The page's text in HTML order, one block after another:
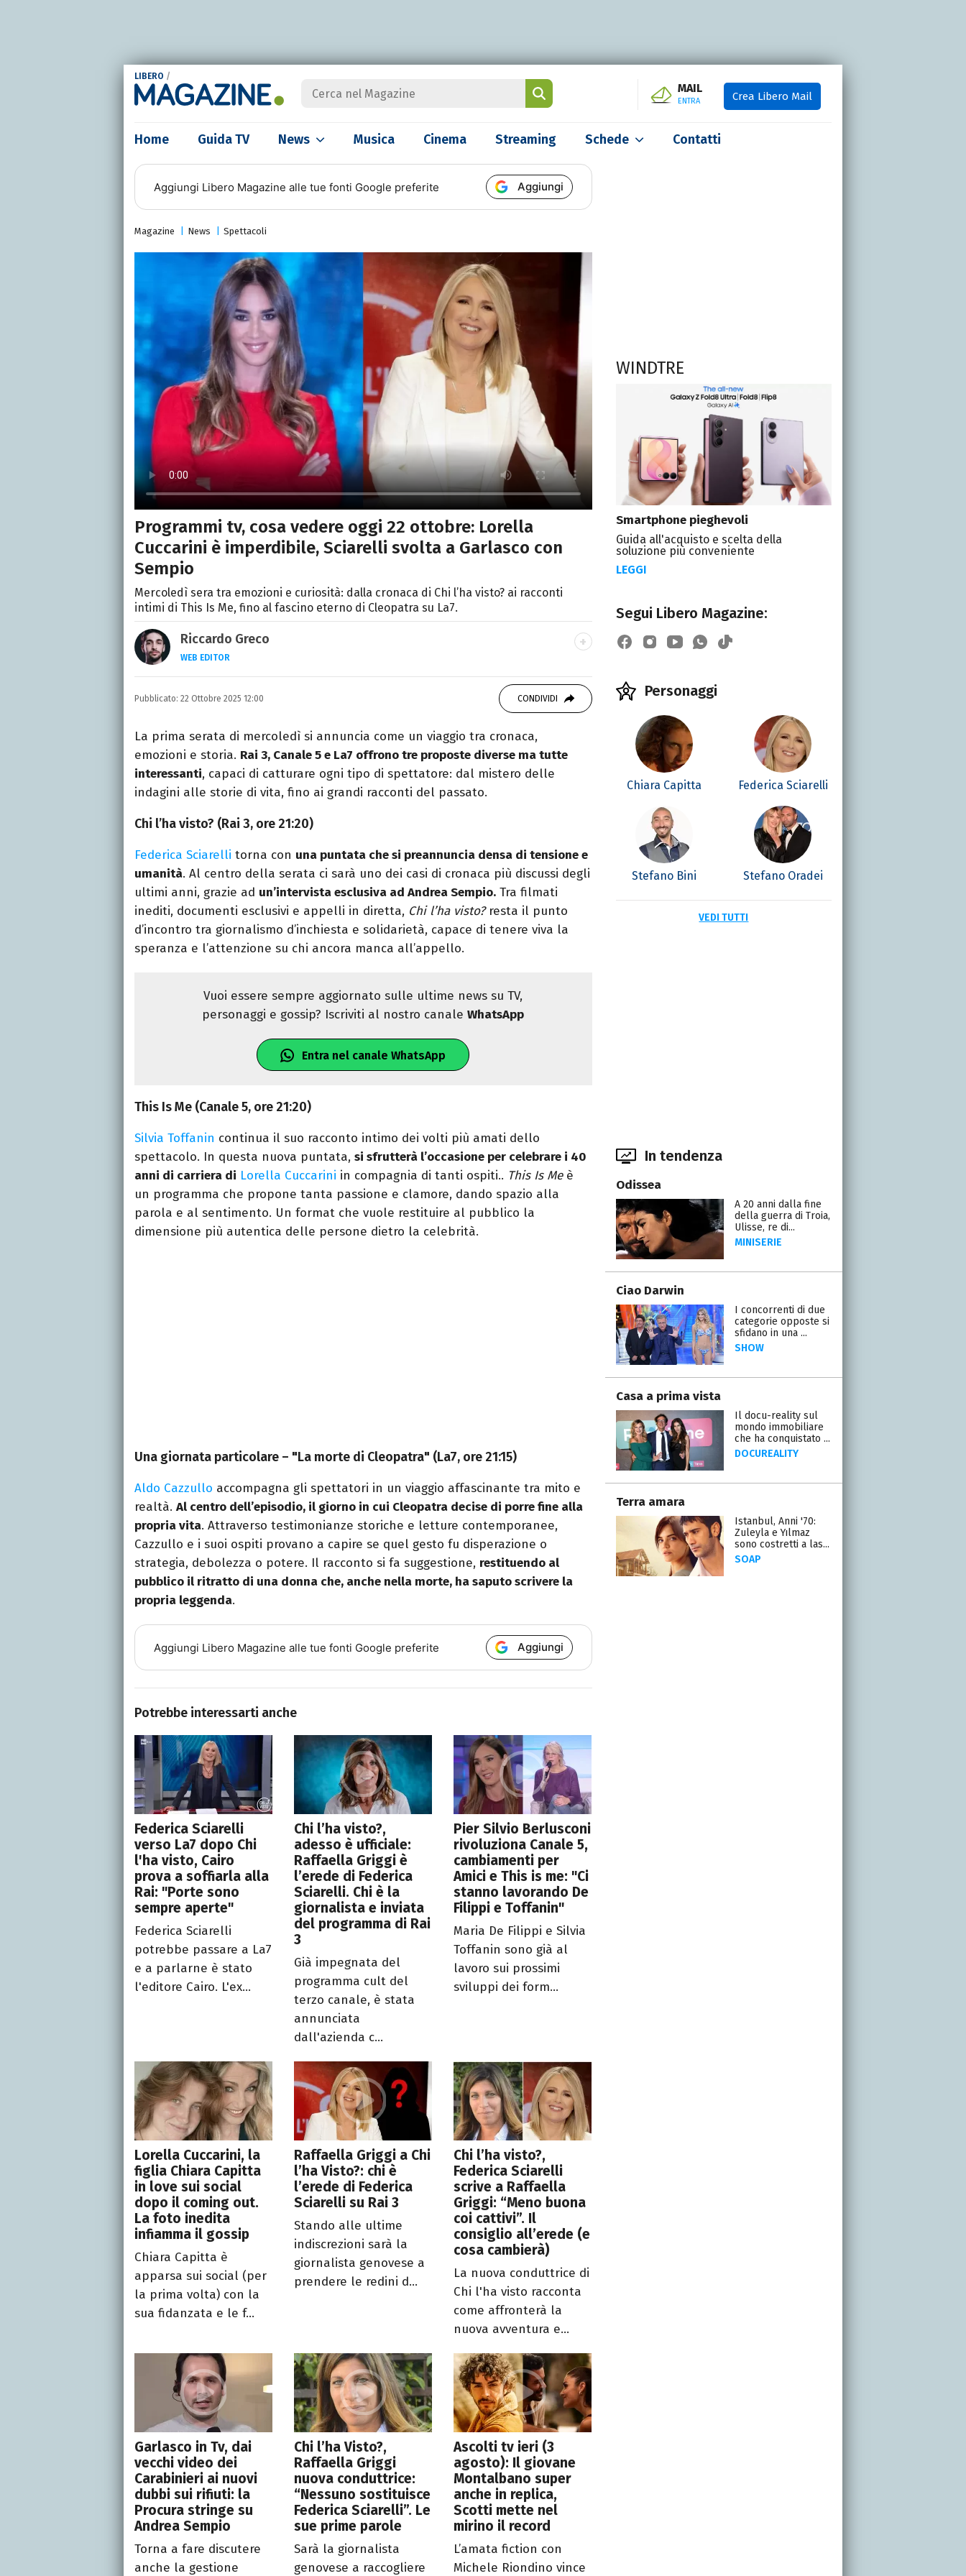
LIBERO /
MAIL
ENTRA Crea Libero Mail
Home Guida TV News Musica Cinema Streaming Schede Contatti
Aggiungi Libero Magazine alle tue fonti Google preferite Aggiungi
Magazine News Spettacoli
Programmi tv, cosa vedere oggi 22 ottobre: Lorella
Cuccarini è imperdibile, Sciarelli svolta a Garlasco con
Sempio
Mercoledì sera tra emozioni e curiosità: dalla cronaca di Chi l’ha visto? ai racconti
intimi di This Is Me, fino al fascino eterno di Cleopatra su La7.
Riccardo Greco
WEB EDITOR
LINKEDIN
Si avvicina all'editoria studiando all'IED come Fashion Editor. Si
specializza poi in Comunicazione digitale, Giornalismo e Nuovi media
presso La Sapienza, collaborando con alcune testate ed uffici stampa.
Pubblicato: 22 Ottobre 2025 12:00 CONDIVIDI
La prima serata di mercoledì si annuncia come un viaggio tra cronaca,
emozioni e storia. Rai 3, Canale 5 e La7 offrono tre proposte diverse ma tutte
interessanti, capaci di catturare ogni tipo di spettatore: dal mistero delle
indagini alle storie di vita, fino ai grandi racconti del passato.
Chi l’ha visto? (Rai 3, ore 21:20)
Federica Sciarelli torna con una puntata che si preannuncia densa di tensione e
umanità. Al centro della serata ci sarà uno dei casi di cronaca più discussi degli
ultimi anni, grazie ad un’intervista esclusiva ad Andrea Sempio. Tra filmati
inediti, documenti esclusivi e appelli in diretta, Chi l’ha visto?resta il punto
d’incontro tra giornalismo d’inchiesta e solidarietà, capace di tenere viva la
speranza e l’attenzione su chi ancora manca all’appello.
Vuoi essere sempre aggiornato sulle ultime news su TV,
personaggi e gossip? Iscriviti al nostro canaleWhatsApp
Entra nel canale WhatsApp
This Is Me (Canale 5, ore 21:20)
Silvia Toffanin continua il suo racconto intimo dei volti più amati dello
spettacolo. In questa nuova puntata, si sfrutterà l’occasione per celebrare i 40
anni di carriera di Lorella Cuccarini in compagnia di tanti ospiti.. This Is Meè
un programma che propone tanta passione e clamore, dando spazio alla
parola e al sentimento. Un format che vuole restituire al pubblico la
dimensione più autentica delle persone dietro la celebrità.
Una giornata particolare – "La morte di Cleopatra" (La7, ore 21:15)
Aldo Cazzullo accompagna gli spettatori in un viaggio affascinante tra mito e
realtà. Al centro dell’episodio, il giorno in cui Cleopatra decise di porre fine alla
propria vita. Attraverso testimonianze storiche e letture contemporanee,
Cazzullo e i suoi ospiti provano a capire se quel gesto fu disperazione o
strategia, debolezza o potere. Il racconto si fa suggestione, restituendo al
pubblico il ritratto di una donna che, anche nella morte, ha saputo scrivere la
propria leggenda.
Aggiungi Libero Magazine alle tue fonti Google preferite Aggiungi
Potrebbe interessarti anche
Federica Sciarelli
verso La7 dopo Chi
l'ha visto, Cairo
prova a soffiarla alla
Rai: "Porte sono
sempre aperte"
Federica Sciarelli
potrebbe passare a La7
e a parlarne è stato
l'editore Cairo. L'ex...
Chi l’ha visto?,
adesso è ufficiale:
Raffaella Griggi è
l’erede di Federica
Sciarelli. Chi è la
giornalista e inviata
del programma di Rai
3
Già impegnata del
programma cult del
terzo canale, è stata
annunciata
dall'azienda c...
Pier Silvio Berlusconi
rivoluziona Canale 5,
cambiamenti per
Amici e This is me: "Ci
stanno lavorando De
Filippi e Toffanin"
Maria De Filippi e Silvia
Toffanin sono già al
lavoro sui prossimi
sviluppi dei form...
Lorella Cuccarini, la
figlia Chiara Capitta
in love sui social
dopo il coming out.
La foto inedita
infiamma il gossip
Chiara Capitta è
apparsa sui social (per
la prima volta) con la
sua fidanzata e le f...
Raffaella Griggi a Chi
l’ha Visto?: chi è
l’erede di Federica
Sciarelli su Rai 3
Stando alle ultime
indiscrezioni sarà la
giornalista genovese a
prendere le redini d...
Chi l’ha visto?,
Federica Sciarelli
scrive a Raffaella
Griggi: “Meno buona
coi cattivi”. Il
consiglio all’erede (e
cosa cambierà)
La nuova conduttrice di
Chi l'ha visto racconta
come affronterà la
nuova avventura e...
Garlasco in Tv, dai
vecchi video dei
Carabinieri ai nuovi
dubbi sui rifiuti: la
Procura stringe su
Andrea Sempio
Torna a fare discutere
anche la gestione
Chi l’ha Visto?,
Raffaella Griggi
nuova conduttrice:
“Nessuno sostituisce
Federica Sciarelli”. Le
sue prime parole
Sarà la giornalista
genovese a raccogliere
Ascolti tv ieri (3
agosto): Il giovane
Montalbano super
anche in replica,
Scotti mette nel
mirino il record
L’amata fiction con
Michele Riondino vince
WINDTRE
Smartphone pieghevoli
Guida all'acquisto e scelta della
soluzione più conveniente
LEGGI
Segui Libero Magazine:
Personaggi
Chiara Capitta Federica Sciarelli
Stefano Bini Stefano Oradei
VEDI TUTTI
In tendenza
Odissea
A 20 anni dalla fine
della guerra di Troia,
Ulisse, re di...
MINISERIE
Ciao Darwin
I concorrenti di due
categorie opposte si
sfidano in una ...
SHOW
Casa a prima vista
Il docu-reality sul
mondo immobiliare
che ha conquistato ...
DOCUREALITY
Terra amara
Istanbul, Anni '70:
Zuleyla e Yılmaz
sono costretti a las...
SOAP